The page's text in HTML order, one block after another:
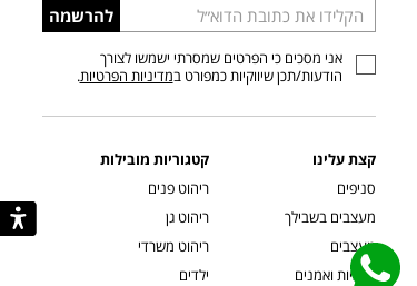
הכניסו
כתובת
דוא”ל
להרשמה
אני מסכים כי הפרטים שמסרתי ישמשו לצורך
הודעות/תכן שיווקיות כמפורט במדיניות הפרטיות.
קצת עלינו
סניפים
מעצבים בשבילך
מעצבים
אמניות ואמנים
קטגוריות מובילות
ריהוט פנים
ריהוט גן
ריהוט משרדי
ילדים